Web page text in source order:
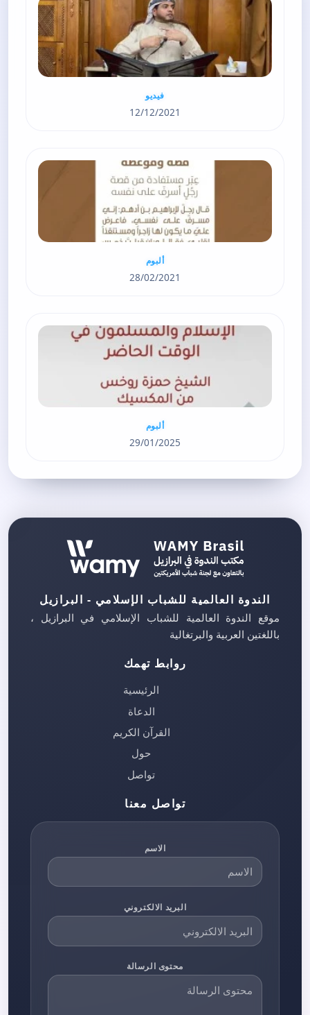
فيديو
12/12/2021
ألبوم
28/02/2021
ألبوم
29/01/2025
الندوة العالمية للشباب الإسلامي - البرازيل
موقع الندوة العالمية للشباب الإسلامي في البرازيل ،
باللغتين العربية والبرتغالية
روابط تهمك
الرئيسية
الدعاة
القرآن الكريم
حول
تواصل
تواصل معنا
الاسم
البريد الالكتروني
محتوى الرسالة